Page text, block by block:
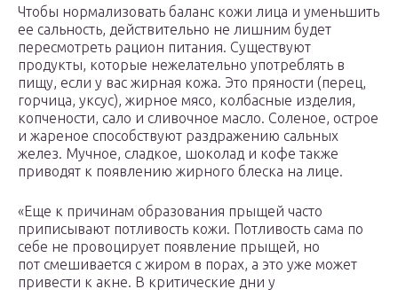
Чтобы нормализовать баланс кожи лица и уменьшить
ее сальность, действительно не лишним будет
пересмотреть рацион питания. Существуют
продукты, которые нежелательно употреблять в
пищу, если у вас жирная кожа. Это пряности (перец,
горчица, уксус), жирное мясо, колбасные изделия,
копчености, сало и сливочное масло. Соленое, острое
и жареное способствуют раздражению сальных
желез. Мучное, сладкое, шоколад и кофе также
приводят к появлению жирного блеска на лице.
«Еще к причинам образования прыщей часто
приписывают потливость кожи. Потливость сама по
себе не провоцирует появление прыщей, но
пот смешивается с жиром в порах, а это уже может
привести к акне. В критические дни у